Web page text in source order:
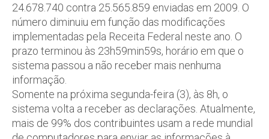
24.678.740 contra 25.565.859 enviadas em 2009. O
número diminuiu em função das modificações
implementadas pela Receita Federal neste ano. O
prazo terminou às 23h59min59s, horário em que o
sistema passou a não receber mais nenhuma
informação.
Somente na próxima segunda-feira (3), às 8h, o
sistema volta a receber as declarações. Atualmente,
mais de 99% dos contribuintes usam a rede mundial